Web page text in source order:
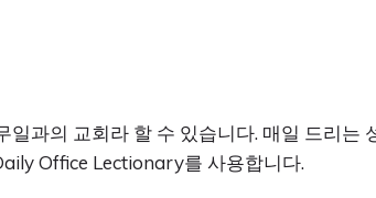
일과의 교회라 할 수 있습니다. 매일 드리
Office Lectionary를 사용합니다.